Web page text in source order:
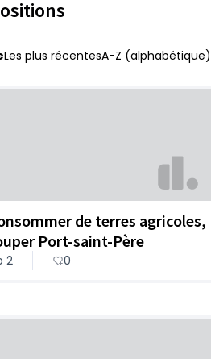
Les plus récentesA-Z (alphabétique)
de terres agricoles,
Port-saint-Père
2 0